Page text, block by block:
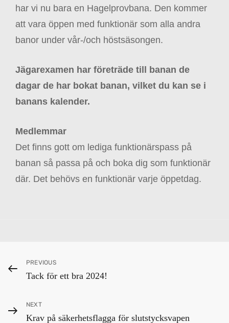
har vi nu bara en Hagelprovbana. Den kommer
att vara öppen med funktionär som alla andra
banor under vår-/och höstsäsongen.
Jägarexamen har företräde till banan de
dagar de har bokat banan, vilket du kan se i
banans kalender.
Medlemmar
Det finns gott om lediga funktionärspass på
banan så passa på och boka dig som funktionär
där. Det behövs en funktionär varje öppetdag.
t
n
Inläggsnavigering
Previous
Post
PREVIOUS
Tack för ett bra 2024!
Next
NEXT
Krav på säkerhetsflagga för slutstycksvapen